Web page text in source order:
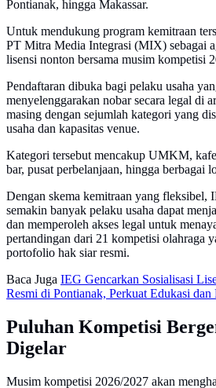
Pontianak, hingga Makassar.
Untuk mendukung program kemitraan
PT Mitra Media Integrasi (MIX) sebagai
lisensi nonton bersama musim kompetisi
Pendaftaran dibuka bagi pelaku usaha
menyelenggarakan nobar secara legal di
masing dengan sejumlah kategori yang
usaha dan kapasitas venue.
Kategori tersebut mencakup UMKM,
bar, pusat perbelanjaan, hingga berbagai
Dengan skema kemitraan yang fleksibel,
semakin banyak pelaku usaha dapat
dan memperoleh akses legal untuk
pertandingan dari 21 kompetisi olahraga
portofolio hak siar resmi.
Baca Juga IEG Gencarkan Sosialisasi
Resmi di Pontianak, Perkuat Edukasi dan
Puluhan Kompetisi
Digelar
Musim kompetisi 2026/2027 akan